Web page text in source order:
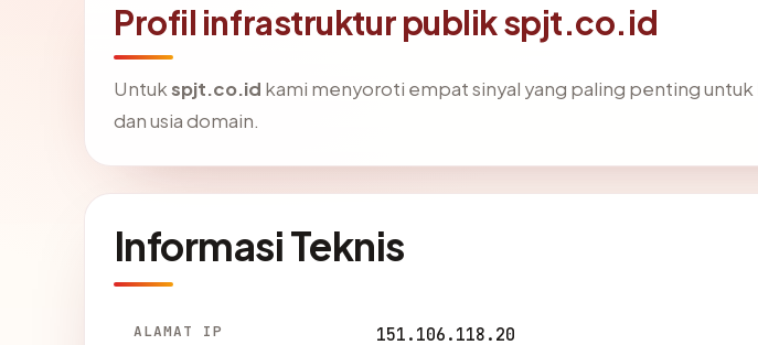
Profil infrastruktur publik spjt.co.id
Untukspjt.co.id kami menyoroti empat sinyal yang paling penting
dan usia domain.
Informasi Teknis
ALAMAT IP 151.106.118.20